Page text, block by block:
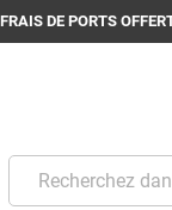
FRAIS DE PORTS